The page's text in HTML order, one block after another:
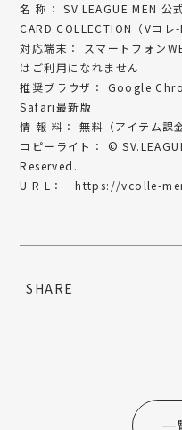
名 称： SV.LEAGUE MEN 公
CARD COLLECTION（Vコレ-
対応端末： スマートフォン
はご利用になれません
推奨ブラウザ： Google
Safari最新版
情 報 料： 無料（アイテム課金
コピーライト： ©
Reserved.
U R L：https://vcolle-
SHARE